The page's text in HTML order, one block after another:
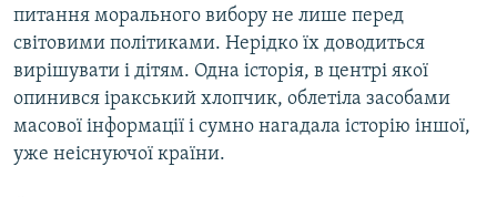
СВІТ
КИТАЙ.ВИКЛИКИ
МУЛЬТИМЕДІА
ФОТО
СПЕЦПРОЄКТИ
питання морального вибору не лише перед
світовими політиками. Нерідко їх доводиться
вирішувати і дітям. Одна історія, в центрі якої
опинився іракський хлопчик, облетіла засобами
масової інформації і сумно нагадала історію іншої,
уже неіснуючої країни.